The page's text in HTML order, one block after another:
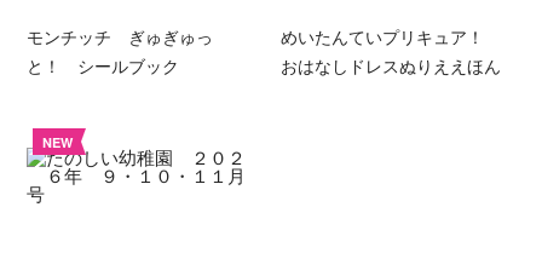
モンチッチ ぎゅぎゅっ
と！ シールブック
めいたんていプリキュア！
おはなしドレスぬりええほん
NEW